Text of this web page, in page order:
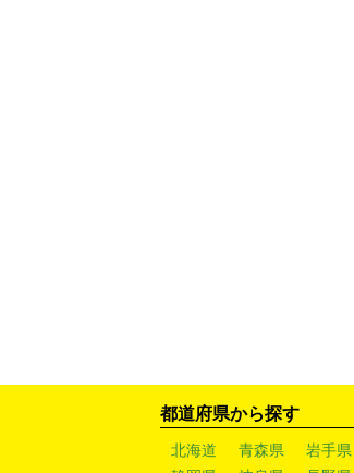
都道府県から探す
北海道 青森県 岩手県